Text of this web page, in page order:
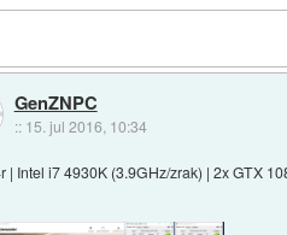
GenZNPC
:: 15. jul 2016, 10:34
| Intel i7 4930K (3.9GHz/zrak) | 2x GTX